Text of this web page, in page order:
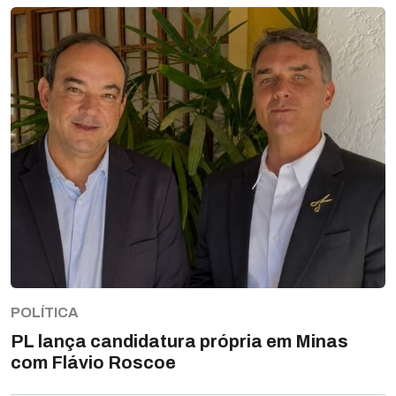
POLÍTICA
PL lança candidatura própria em Minas
com Flávio Roscoe